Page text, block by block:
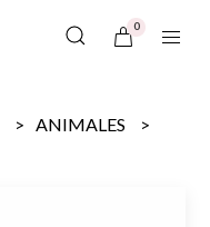
0
ANIMALES